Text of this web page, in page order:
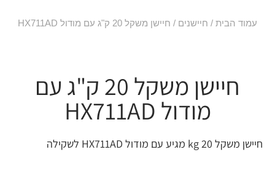
עמוד הבית / חיישנים / חיישן משקל 20 ק"ג עם מודול HX711AD
חיישן משקל 20 ק"ג עם
מודול HX711AD
חיישן משקל 20 kg מגיע עם מודול HX711AD לשקילה